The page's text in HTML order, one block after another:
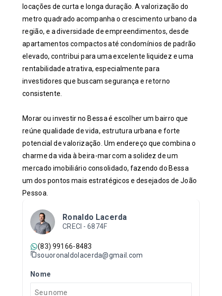
locações de curta e longa duração. A valorização do
metro quadrado acompanha o crescimento urbano da
região, e a diversidade de empreendimentos, desde
apartamentos compactos até condomínios de padrão
elevado, contribui para uma excelente liquidez e uma
rentabilidade atrativa, especialmente para
investidores que buscam segurança e retorno
consistente.
Morar ou investir no Bessa é escolher um bairro que
reúne qualidade de vida, estrutura urbana e forte
potencial de valorização. Um endereço que combina o
charme da vida à beira-mar com a solidez de um
mercado imobiliário consolidado, fazendo do Bessa
um dos pontos mais estratégicos e desejados de João
Pessoa.
Ronaldo Lacerda
CRECI - 6874F
(83) 99166-8483
souoronaldolacerda@gmail.com
Nome